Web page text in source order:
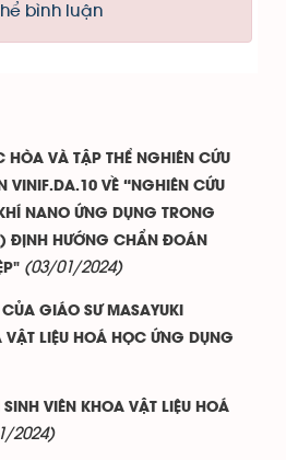
bình luận
HÒA VÀ TẬP THỂ NGHIÊN CỨU
VINIF.DA.10 VỀ “NGHIÊN CỨU
NANO ỨNG DỤNG TRONG
ĐỊNH HƯỚNG CHẨN ĐOÁN
(03/01/2024)
GIÁO SƯ MASAYUKI
LIỆU HOÁ HỌC ỨNG DỤNG
VIÊN KHOA VẬT LIỆU HOÁ
2024)